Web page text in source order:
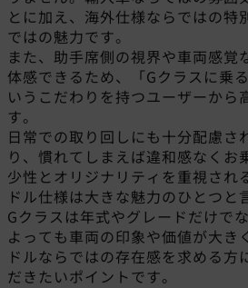
とに加え、海外仕様ならではの特
ではの魅力です。
また、助手席側の視界や車両感覚
体感できるため、「Gクラスに乗
いうこだわりを持つユーザーから
す。
日常での取り回しにも十分配慮さ
り、慣れてしまえば違和感なくお
少性とオリジナリティを重視され
ドル仕様は大きな魅力のひとつと
Gクラスは年式やグレードだけで
よっても車両の印象や価値が大き
ドルならではの存在感を求める方
だきたいポイントです。